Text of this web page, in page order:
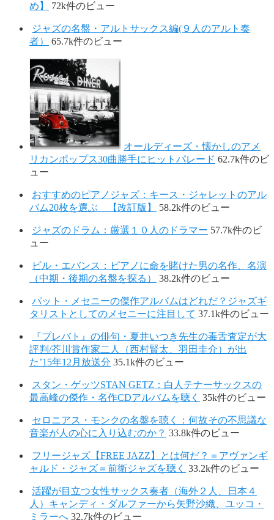
め】
72k件のビュー
ジャズの名盤・アルトサックス編(９人のアルト奏
者）
65.7k件のビュー
オールディーズ・懐かしのアメ
リカンポップス30曲勝手にヒットパレード 62.7k件のビ
ュー
おすすめのピアノジャズ：キース・ジャレットのアル
バム20枚を選ぶ 【改訂版】
58.2k件のビュー
ジャズのドラム：厳選１０人のドラマー 57.7k件のビ
ュー
ビル・エバンス：ピアノに命を賭けた男の名作、名演
（中期・後期の名盤を探る）
38.2k件のビュー
パット・メセニーの傑作アルバムはどれだ？ジャズギ
タリストとしてのメセニーに注目して 37.1k件のビュー
『プレバト』の俳句・夏井いつき先生の毒舌査定が大
評判/芥川賞作家二人（西村賢太、羽田圭介）が出
た’15年12月放送分 35.1k件のビュー
スタン・ゲッツSTAN GETZ：白人テナーサックスの
最高峰の傑作・名作CDアルバムを聴く 35k件のビュー
セロニアス・モンクの名盤を聴く：何故その不思議な
音楽が人の心に入り込むのか？ 33.8k件のビュー
フリージャズ【FREE JAZZ】とは何だ？＝アヴァンギ
ャルド・ジャズ＝前衛ジャズを聴く 33.2k件のビュー
活躍が目立つ女性サックス奏者（海外２人、日本４
人）キャンディ・ダルファーから矢野沙織、ユッコ・
ミラーへ 32.7k件のビュー